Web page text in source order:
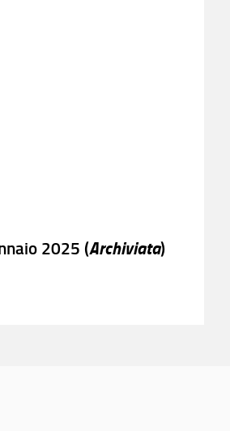
2025 (Archiviata)